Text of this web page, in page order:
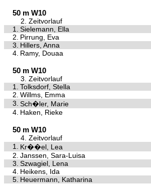
50 m W10
2. Zeitvorlauf
1.
Sielemann, Ella
2. Pirrung, Eva
3. Hillers, Anna
4. Ramy, Douaa
50 m W10
3. Zeitvorlauf
1.
Tolksdorf, Stella
2. Willms, Emma
3. Sch�ler, Marie
4. Haken, Rieke
50 m W10
4. Zeitvorlauf
1.
Kr��el, Lea
2. Janssen, Sara-Luisa
3. Szwagiel, Lena
4. Heikens, Ida
5. Heuermann, Katharina